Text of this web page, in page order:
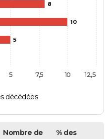
8
10
5
décédées
10
5 7,5 12,5
Nombre de
% des